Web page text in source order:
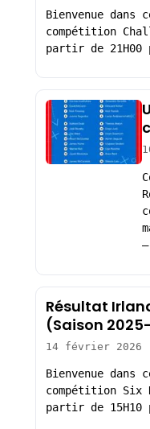
Bienvenue
compétition
partir de
Résultat
(Saison
14 février 2026
Bienvenue
compétition Six
partir de